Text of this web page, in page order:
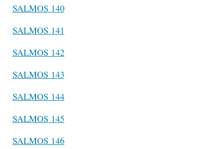
SALMOS 140
SALMOS 141
SALMOS 142
SALMOS 143
SALMOS 144
SALMOS 145
SALMOS 146